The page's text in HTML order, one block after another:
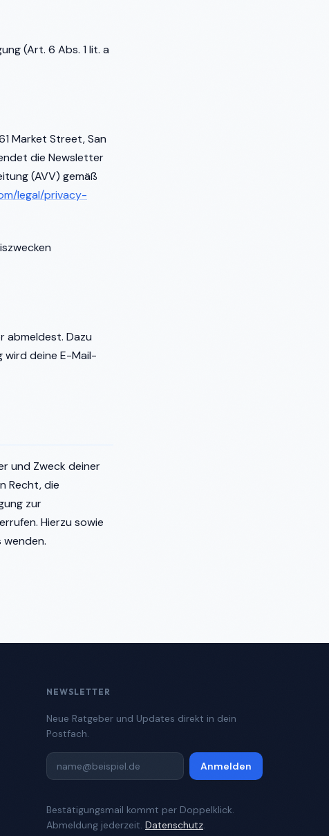
(Art. 6 Abs. 1 lit. a
Market Street, San
die Newsletter
(AVV) gemäß
legal/privacy-
abmeldest. Dazu
wird deine E-Mail-
und Zweck deiner
Recht, die
zur
Hierzu sowie
NEWSLETTER
Neue Ratgeber und Updates direkt in dein
Postfach.
Anmelden
Bestätigungsmail kommt per Doppelklick.
Abmeldung jederzeit. Datenschutz.